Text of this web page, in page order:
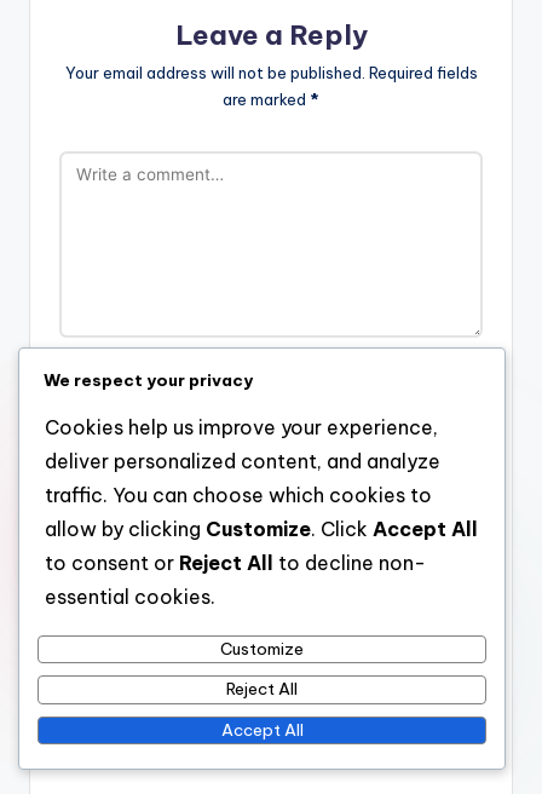
Leave a Reply
Your email address will not be published. Required fields
are marked *
Name*
Email
Save my name, email, and website in this browser for the
We respect your privacy
Cookies help us improve your experience,
deliver personalized content, and analyze
traffic. You can choose which cookies to
allow by clicking Customize. Click Accept All
to consent or Reject All
to decline non-
essential cookies.
Customize
Reject All
Accept All